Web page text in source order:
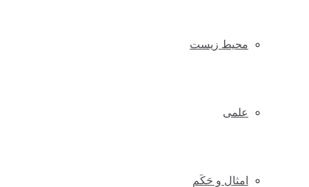
محیط زیست
علمی
امثال و حَکَم